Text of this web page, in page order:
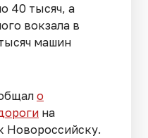
40 тысяч, а
вокзала в
машин
о
на
Новороссийску.